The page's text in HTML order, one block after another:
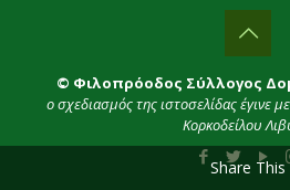
© Φιλοπρόοδος Σύλλογος
ο σχεδιασμός της ιστοσελίδας έγινε
Κορκοδείλου
Share This